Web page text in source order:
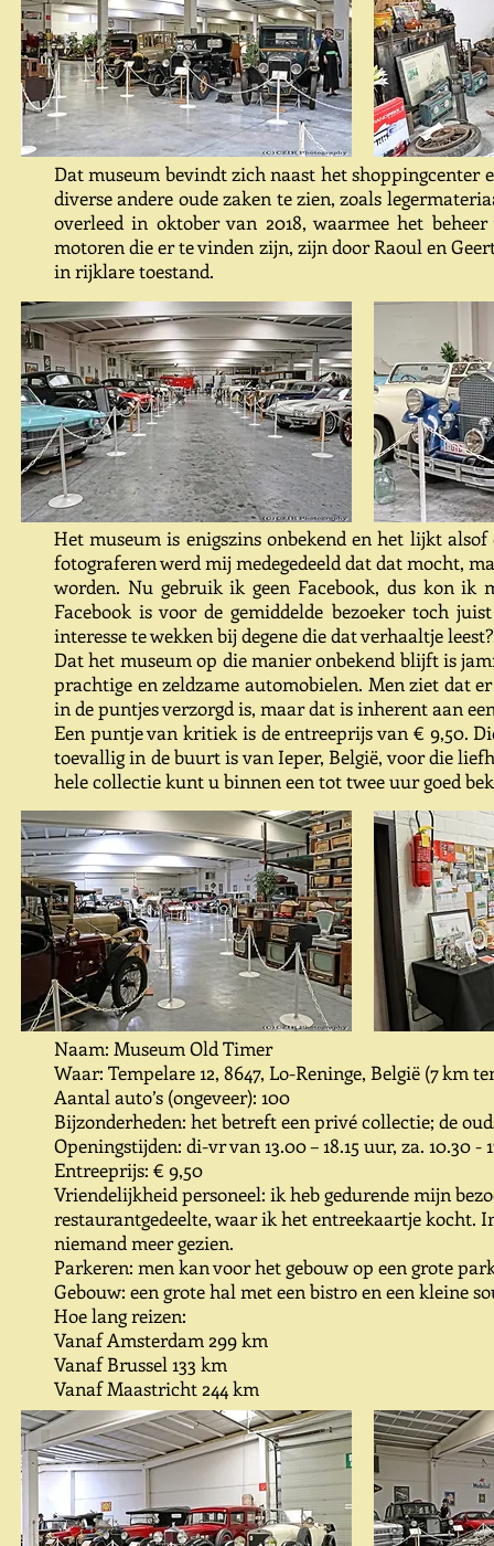
Dat museum bevindt zich naast het shoppingcenter
diverse andere oude zaken te zien, zoals
overleed in oktober van 2018, waarmee het
motoren die er te vinden zijn, zijn door Raoul en
in rijklare toestand.
Het museum is enigszins onbekend en het lijkt
fotograferen werd mij medegedeeld dat dat mocht,
worden. Nu gebruik ik geen Facebook, dus kon
Facebook is voor de gemiddelde bezoeker toch
interesse te wekken bij degene die dat verhaaltje
Dat het museum op die manier onbekend blijft is
prachtige en zeldzame automobielen. Men ziet dat
in de puntjes verzorgd is, maar dat is inherent aan
Een puntje van kritiek is de entreeprijs van € 9,50.
toevallig in de buurt is van Ieper, België, voor die
hele collectie kunt u binnen een tot twee uur goed
Naam: Museum Old Timer
Waar: Tempelare 12, 8647, Lo-Reninge, België (7 km
Aantal auto’s (ongeveer): 100
Bijzonderheden: het betreft een privé collectie; de
Openingstijden: di-vr van 13.00 – 18.15 uur, za. 10.30 -
Entreeprijs: € 9,50
Vriendelijkheid personeel: ik heb gedurende mijn
restaurantgedeelte, waar ik het entreekaartje kocht.
niemand meer gezien.
Parkeren: men kan voor het gebouw op een grote
Gebouw: een grote hal met een bistro en een kleine
Hoe lang reizen:
Vanaf Amsterdam 299 km
Vanaf Brussel 133 km
Vanaf Maastricht 244 km